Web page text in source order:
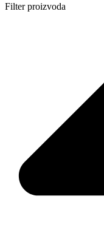
Filter proizvoda